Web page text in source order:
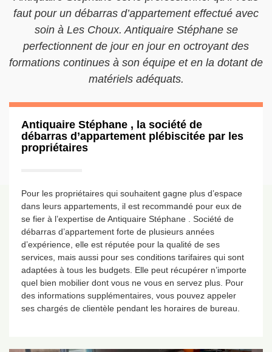
faut pour un débarras d’appartement effectué avec
soin à Les Choux. Antiquaire Stéphane se
perfectionnent de jour en jour en octroyant des
formations continues à son équipe et en la dotant de
matériels adéquats.
Antiquaire Stéphane , la société de
débarras d’appartement plébiscitée par les
propriétaires
Pour les propriétaires qui souhaitent gagne plus d’espace
dans leurs appartements, il est recommandé pour eux de
se fier à l’expertise de Antiquaire Stéphane . Société de
débarras d’appartement forte de plusieurs années
d’expérience, elle est réputée pour la qualité de ses
services, mais aussi pour ses conditions tarifaires qui sont
adaptées à tous les budgets. Elle peut récupérer n’importe
quel bien mobilier dont vous ne vous en servez plus. Pour
des informations supplémentaires, vous pouvez appeler
ses chargés de clientèle pendant les horaires de bureau.